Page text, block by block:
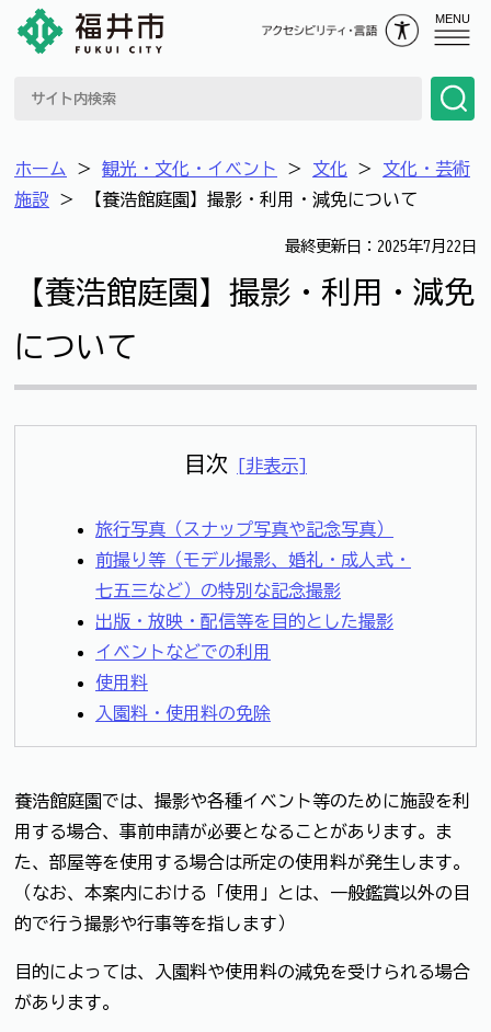
MENU
ホーム ＞ 観光・文化・イベント ＞ 文化 ＞ 文化・芸術
施設 ＞ 【養浩館庭園】撮影・利用・減免について
最終更新日：2025年7月22日
【養浩館庭園】撮影・利用・減免
について
目次 [非表示]
旅行写真（スナップ写真や記念写真）
前撮り等（モデル撮影、婚礼・成人式・
七五三など）の特別な記念撮影
出版・放映・配信等を目的とした撮影
イベントなどでの利用
使用料
入園料・使用料の免除
養浩館庭園では、撮影や各種イベント等のために施設を利
用する場合、事前申請が必要となることがあります。ま
た、部屋等を使用する場合は所定の使用料が発生します。
（なお、本案内における「使用」とは、一般鑑賞以外の目
的で行う撮影や行事等を指します）
目的によっては、入園料や使用料の減免を受けられる場合
があります。